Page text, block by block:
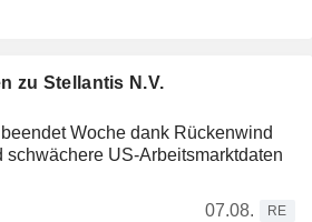
zu Stellantis N.V.
Woche dank Rückenwind
schwächere US-Arbeitsmarktdaten
07.08.
RE